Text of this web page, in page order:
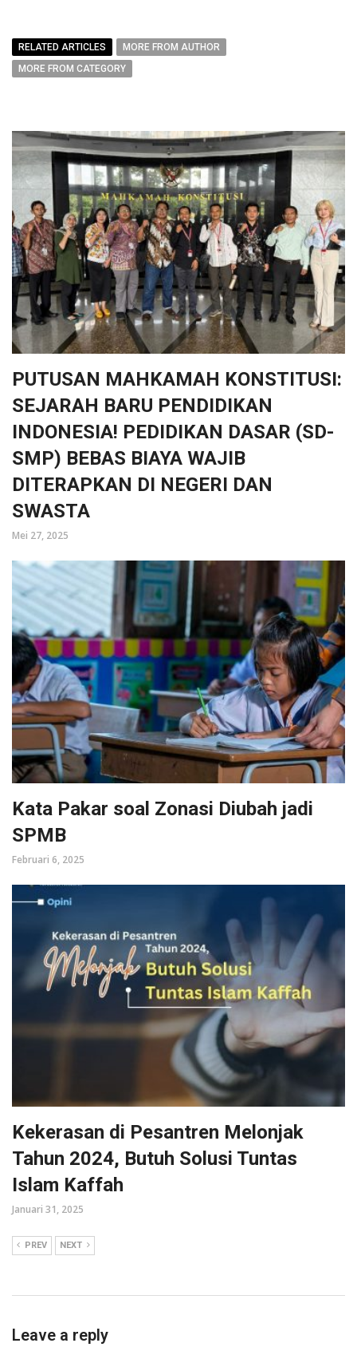
RELATED ARTICLES
MORE FROM AUTHOR
MORE FROM CATEGORY
PUTUSAN MAHKAMAH KONSTITUSI:
SEJARAH BARU PENDIDIKAN
INDONESIA! PEDIDIKAN DASAR (SD-
SMP) BEBAS BIAYA WAJIB
DITERAPKAN DI NEGERI DAN
SWASTA
Mei 27, 2025
Kata Pakar soal Zonasi Diubah jadi
SPMB
Februari 6, 2025
Kekerasan di Pesantren Melonjak
Tahun 2024, Butuh Solusi Tuntas
Islam Kaffah
Januari 31, 2025
PREV NEXT
Leave a reply